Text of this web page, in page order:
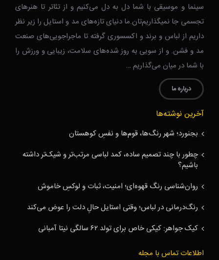
سینما و موسیقی با شما دل به دل می‌کنیم و از تئاتر تا هنرهای
تجسمی جا نمیگذاریم‌تان.ما دنیای تازه‌های مد و استایل را زیر نظر
داریم از لباس و برند و اکسسوری گرفته تا ماجراجویی‌های صنعت
مد و فشن. و از سویی به روز شده‌های سلامت، زیبایی و ورزش را
با شما در میان می‌گذاریم …
درباره ما
آخرین نوشته‌ها
بجنورد؛ شهر رنگ‌ها، قوم‌ها و نفسِ کوهستان
چطور با چند تصمیم ساده، کمد لباسی مرتب‌تر و شیک‌تر داشته
باشیم؟
روان‌شناسی رنگ قهوه‌ای؛ امنیت، ثبات و لوکسِ خاموش
رنگ‌درمانی در لباس؛ وقتی استایل حالِ دلت را عوض می‌کند
کیک جواهر: کیکی خاص برای تولد ۶۲ سالگی نیتا آمبانی
اطلاعات تماس با مجله